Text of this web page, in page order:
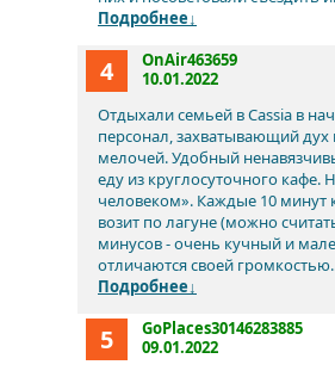
Подробнее↓
4
OnAir463659
10.01.2022
Отдыхали семьей в Cassia в
персонал, захватывающий дух
мелочей. Удобный
еду из круглосуточного кафе.
человеком». Каждые 10 минут
возит по лагуне (можно
минусов - очень кучный и
отличаются своей
Подробнее↓
5
GoPlaces30146283885
09.01.2022